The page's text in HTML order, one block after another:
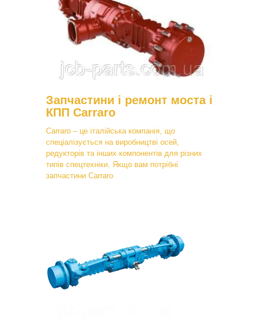
Запчастини і ремонт моста і
КПП Carraro
Carraro – це італійська компанія, що
спеціалізується на виробництві осей,
редукторів та інших компонентів для різних
типів спецтехніки. Якщо вам потрібні
запчастини Carraro